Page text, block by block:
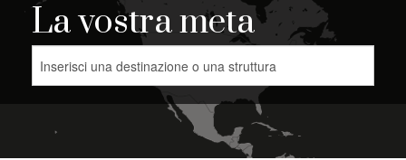
La vostra meta